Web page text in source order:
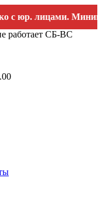
лицами.
работает СБ-ВС